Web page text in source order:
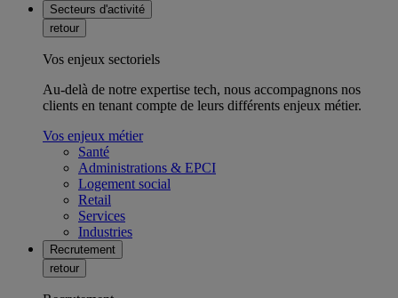
Secteurs d'activité
retour
Vos enjeux sectoriels
Au-delà de notre expertise tech, nous accompagnons nos
clients en tenant compte de leurs différents enjeux métier.
Vos enjeux métier
Santé
Administrations & EPCI
Logement social
Retail
Services
Industries
Recrutement
retour